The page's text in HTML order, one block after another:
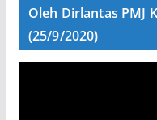
Oleh Dirlantas PMJ
(25/9/2020)